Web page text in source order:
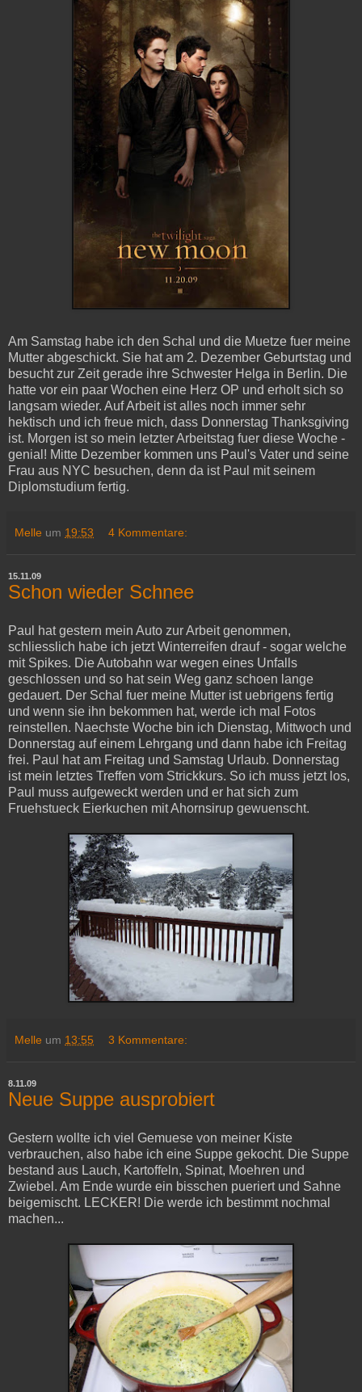
Am Samstag habe ich den Schal und die Muetze fuer meine
Mutter abgeschickt. Sie hat am 2. Dezember Geburtstag und
besucht zur Zeit gerade ihre Schwester Helga in Berlin. Die
hatte vor ein paar Wochen eine Herz OP und erholt sich so
langsam wieder. Auf Arbeit ist alles noch immer sehr
hektisch und ich freue mich, dass Donnerstag Thanksgiving
ist. Morgen ist so mein letzter Arbeitstag fuer diese Woche -
genial! Mitte Dezember kommen uns Paul's Vater und seine
Frau aus NYC besuchen, denn da ist Paul mit seinem
Diplomstudium fertig.
Melle um 19:53 4 Kommentare:
15.11.09
Schon wieder Schnee
Paul hat gestern mein Auto zur Arbeit genommen,
schliesslich habe ich jetzt Winterreifen drauf - sogar welche
mit Spikes. Die Autobahn war wegen eines Unfalls
geschlossen und so hat sein Weg ganz schoen lange
gedauert. Der Schal fuer meine Mutter ist uebrigens fertig
und wenn sie ihn bekommen hat, werde ich mal Fotos
reinstellen. Naechste Woche bin ich Dienstag, Mittwoch und
Donnerstag auf einem Lehrgang und dann habe ich Freitag
frei. Paul hat am Freitag und Samstag Urlaub. Donnerstag
ist mein letztes Treffen vom Strickkurs. So ich muss jetzt los,
Paul muss aufgeweckt werden und er hat sich zum
Fruehstueck Eierkuchen mit Ahornsirup gewuenscht.
Melle um 13:55 3 Kommentare:
8.11.09
Neue Suppe ausprobiert
Gestern wollte ich viel Gemuese von meiner Kiste
verbrauchen, also habe ich eine Suppe gekocht. Die Suppe
bestand aus Lauch, Kartoffeln, Spinat, Moehren und
Zwiebel. Am Ende wurde ein bisschen pueriert und Sahne
beigemischt. LECKER! Die werde ich bestimmt nochmal
machen...